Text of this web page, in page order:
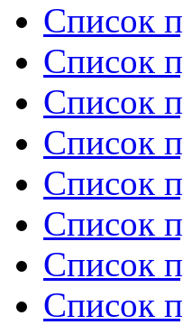
Список
Список
Список
Список
Список
Список
Список
Список